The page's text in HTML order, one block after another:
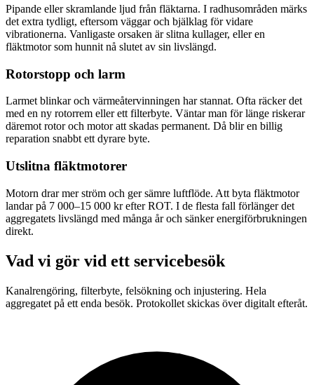
Pipande eller skramlande ljud från fläktarna. I radhusområden märks
det extra tydligt, eftersom väggar och bjälklag för vidare
vibrationerna. Vanligaste orsaken är slitna kullager, eller en
fläktmotor som hunnit nå slutet av sin livslängd.
Rotorstopp och larm
Larmet blinkar och värmeåtervinningen har stannat. Ofta räcker det
med en ny rotorrem eller ett filterbyte. Väntar man för länge riskerar
däremot rotor och motor att skadas permanent. Då blir en billig
reparation snabbt ett dyrare byte.
Utslitna fläktmotorer
Motorn drar mer ström och ger sämre luftflöde. Att byta fläktmotor
landar på 7 000–15 000 kr efter ROT. I de flesta fall förlänger det
aggregatets livslängd med många år och sänker energiförbrukningen
direkt.
Vad vi gör vid ett servicebesök
Kanalrengöring, filterbyte, felsökning och injustering. Hela
aggregatet på ett enda besök. Protokollet skickas över digitalt efteråt.